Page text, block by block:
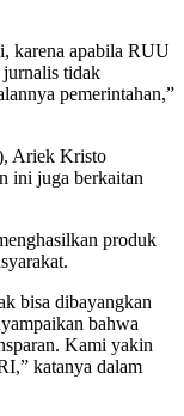
karena apabila RUU
jurnalis tidak
pemerintahan,”
Ariek Kristo
ini juga berkaitan
produk
bisa dibayangkan
bahwa
Kami yakin
katanya dalam